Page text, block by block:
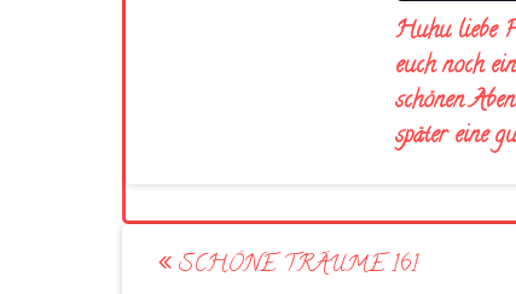
Huhu liebe
euch noch
schönen
später eine
Post
SCHÖNE TRÄUME 161